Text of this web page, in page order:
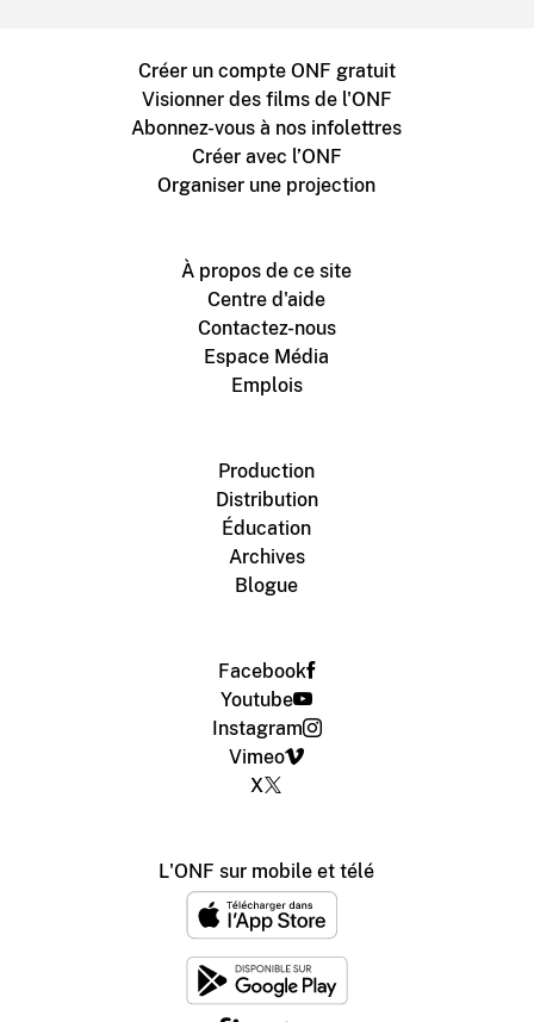
Créer un compte ONF gratuit
Visionner des films de l'ONF
Abonnez-vous à nos infolettres
Créer avec l’ONF
Organiser une projection
À propos de ce site
Centre d'aide
Contactez-nous
Espace Média
Emplois
Production
Distribution
Éducation
Archives
Blogue
Facebook
Youtube
Instagram
Vimeo
X
L'ONF sur mobile et télé